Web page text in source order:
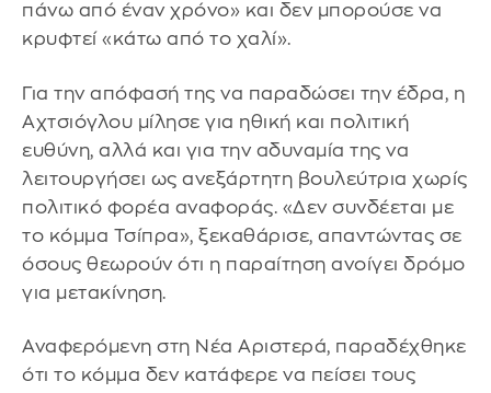
πάνω από έναν χρόνο» και δεν μπορούσε να
κρυφτεί «κάτω από το χαλί».
Για την απόφασή της να παραδώσει την έδρα, η
Αχτσιόγλου μίλησε για ηθική και πολιτική
ευθύνη, αλλά και για την αδυναμία της να
λειτουργήσει ως ανεξάρτητη βουλεύτρια χωρίς
πολιτικό φορέα αναφοράς. «Δεν συνδέεται με
το κόμμα Τσίπρα», ξεκαθάρισε, απαντώντας σε
όσους θεωρούν ότι η παραίτηση ανοίγει δρόμο
για μετακίνηση.
Αναφερόμενη στη Νέα Αριστερά, παραδέχθηκε
ότι το κόμμα δεν κατάφερε να πείσει τους